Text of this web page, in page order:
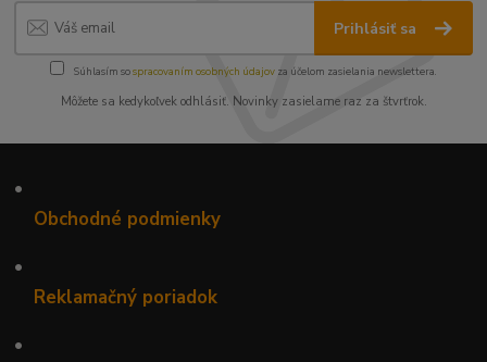
Prihlásiť sa
Súhlasím sospracovaním osobných údajov za účelom zasielania newslettera.
Môžete sa kedykoľvek odhlásiť. Novinky zasielame raz za štvrťrok.
•
Obchodné podmienky
•
Reklamačný poriadok
•